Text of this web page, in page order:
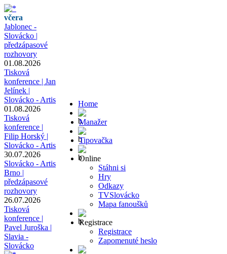
včera
Jablonec -
Slovácko |
předzápasové
rozhovory
01.08.2026
Tisková
konference | Jan
Jelínek |
Slovácko - Artis
01.08.2026
Tisková
konference |
Filip Horský |
Slovácko - Artis
30.07.2026
Slovácko - Artis
Brno |
předzápasové
rozhovory
26.07.2026
Tisková
konference |
Pavel Juroška |
Slavia -
Slovácko
Home
Manažer
Tipovačka
Online
Stáhni si
Hry
Odkazy
TVSlovácko
Mapa fanoušků
Registrace
Registrace
Zapomenuté heslo